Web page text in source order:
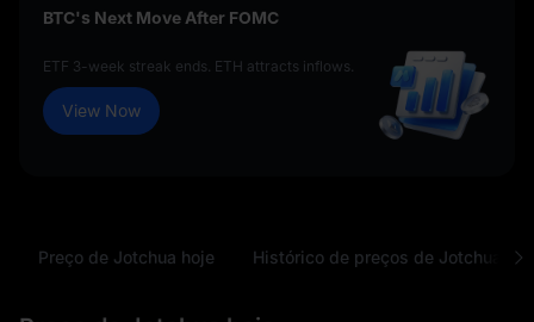
BTC's Next Move After FOMC
ETF 3-week streak ends. ETH attracts inflows.
View Now
Preço de Jotchua hoje Histórico de preços de Jotchua